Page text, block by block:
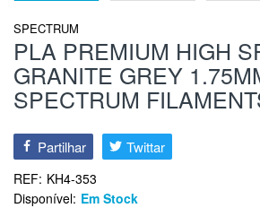
SPECTRUM
PLA PREMIUM HIGH
GRANITE GREY
SPECTRUM
Partilhar Twittar
REF: KH4-353
Disponível: Em Stock